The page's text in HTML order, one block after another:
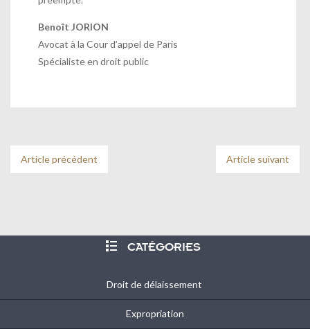
Benoît JORION
Avocat à la Cour d’appel de Paris
Spécialiste en droit public
Article précédent Article suivant
 CATÉGORIES
Droit de délaissement
Expropriation